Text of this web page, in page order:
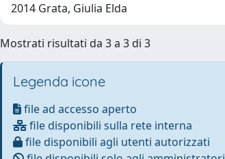
2014 Grata, Giulia Elda
Mostrati risultati da 3 a 3 di 3
Legenda icone
file ad accesso aperto
file disponibili sulla rete interna
file disponibili agli utenti autorizzati